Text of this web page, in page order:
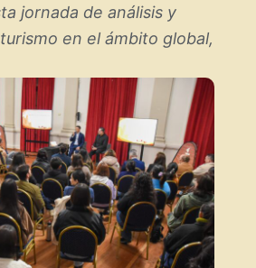
jornada de análisis y
en el ámbito global,